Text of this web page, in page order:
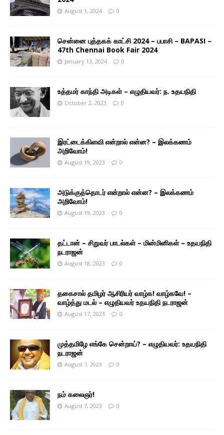
August 1, 2024 0
சென்னை புத்தகக் காட்சி 2024 – பபாசி – BAPASI –
47th Chennai Book Fair 2024
January 13, 2024 0
உத்தமர் காந்தி அடிகள் – எழுதியவர்: ந. உதயநிதி
October 2, 2023 0
இரட்டைக்கிளவி என்றால் என்ன? – இலக்கணம்
அறிவோம்!
August 19, 2023 0
அடுக்குத்தொடர் என்றால் என்ன? – இலக்கணம்
அறிவோம்!
August 19, 2023 0
தட்டான் – சிறுவர் பாடல்கள் – மின்மினிகள் – உதயநிதி
நடராஜன்
August 18, 2023 0
தகைசால் தமிழர் ஆசிரியர் வாழ்க! வாழ்கவே! –
வாழ்த்து மடல் – எழுதியவர் உதயநிதி நடராஜன்
August 17, 2023 0
முத்தமிழே எங்கே சென்றாய்? – எழுதியவர்: உதயநிதி
நடராஜன்
August 7, 2023 0
நம் கலைஞர்!
August 7, 2023 0